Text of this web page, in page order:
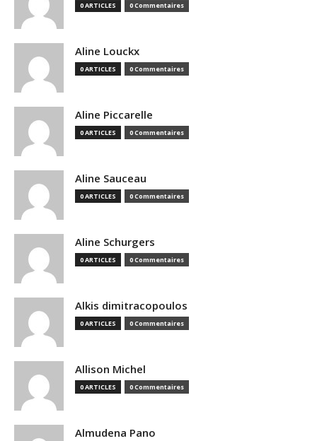
0 ARTICLES 0 Commentaires
Aline Louckx
0 ARTICLES 0 Commentaires
Aline Piccarelle
0 ARTICLES 0 Commentaires
Aline Sauceau
0 ARTICLES 0 Commentaires
Aline Schurgers
0 ARTICLES 0 Commentaires
Alkis dimitracopoulos
0 ARTICLES 0 Commentaires
Allison Michel
0 ARTICLES 0 Commentaires
Almudena Pano